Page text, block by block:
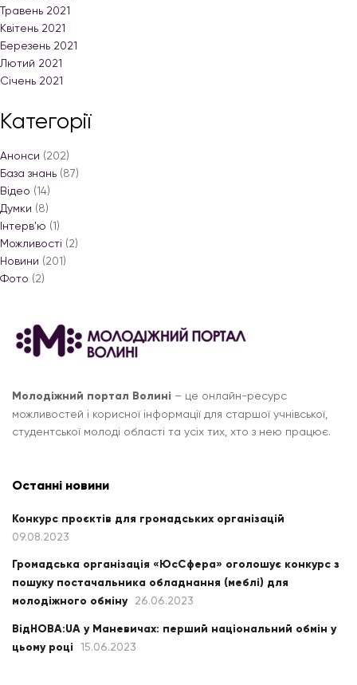
Травень 2021
Квітень 2021
Березень 2021
Лютий 2021
Січень 2021
Категорії
Анонси (202)
База знань (87)
Відео (14)
Думки (8)
Інтерв'ю (1)
Можливості (2)
Новини (201)
Фото (2)
Молодіжний портал Волині – це онлайн-ресурс
можливостей і корисної інформації для старшої учнівської,
студентської молоді області та усіх тих, хто з нею працює.
Останні новини
Конкурс проєктів для громадських організацій
09.08.2023
Громадська організація «ЮсСфера» оголошує конкурс з
пошуку постачальника обладнання (меблі) для
молодіжного обміну
26.06.2023
ВідНОВА:UA у Маневичах: перший національний обмін у
цьому році
15.06.2023